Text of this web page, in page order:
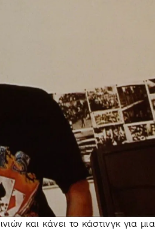
και κάνει το κάστινγκ για μια